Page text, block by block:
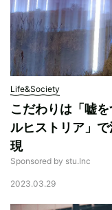
Life&Society
こだわりは「嘘
ルヒストリア」
現
Sponsored by stu.Inc
2023.03.29